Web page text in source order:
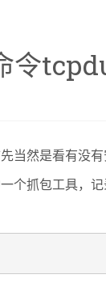
令
当然是看有没
个抓包工具，